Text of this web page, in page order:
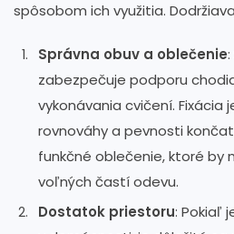
spôsobom ich využitia.
Správna obuv a oblečenie
zabezpečuje podporu
vykonávania cvičení. Fixácia
rovnováhy a pevnosti
funkčné oblečenie, ktoré by
voľných častí odevu.
Dostatok priestoru: Pokiaľ